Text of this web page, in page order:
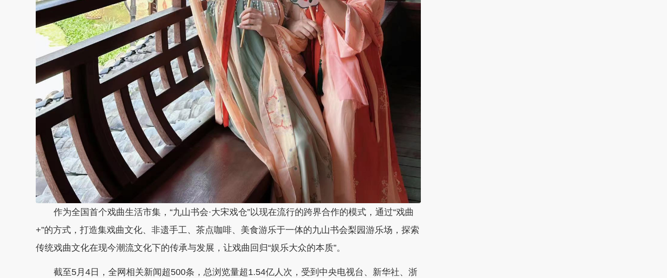
作为全国首个戏曲生活市集，“九山书会·大宋戏仓”以现在流行的跨界合作的模式，通过“戏曲
+”的方式，打造集戏曲文化、非遗手工、茶点咖啡、美食游乐于一体的九山书会梨园游乐场，探索
传统戏曲文化在现今潮流文化下的传承与发展，让戏曲回归“娱乐大众的本质”。
截至5月4日，全网相关新闻超500条，总浏览量超1.54亿人次，受到中央电视台、新华社、浙